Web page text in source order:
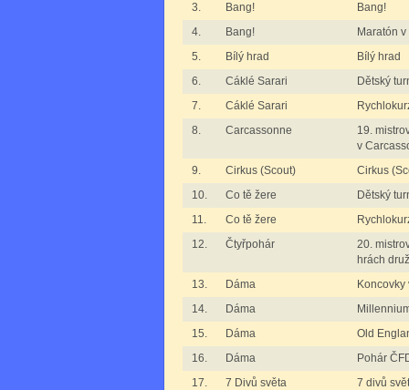
3.
Bang!
Bang!
4.
Bang!
Maratón
5.
Bílý hrad
Bílý hrad
6.
Cáklé Sarari
Dětský
7.
Cáklé Sarari
8.
Carcassonne
19.
v
9.
Cirkus (Scout)
Cirkus
10.
Co tě žere
Dětský
11.
Co tě žere
12.
Čtyřpohár
20.
hrách
13.
Dáma
Koncovky
14.
Dáma
15.
Dáma
Old
16.
Dáma
Pohár
17.
7 Divů světa
7 divů